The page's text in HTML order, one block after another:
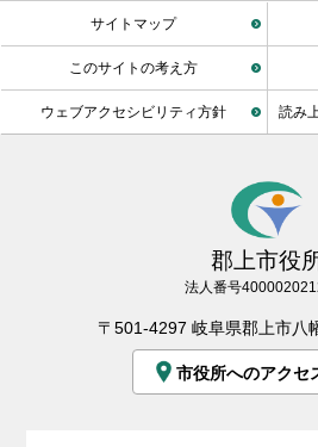
サイトマップ
このサイトの考え方
ウェブアクセシビリティ方針 読み
郡上市役
法人番号
〒501-4297 岐阜県郡上市八
市役所へのアクセ